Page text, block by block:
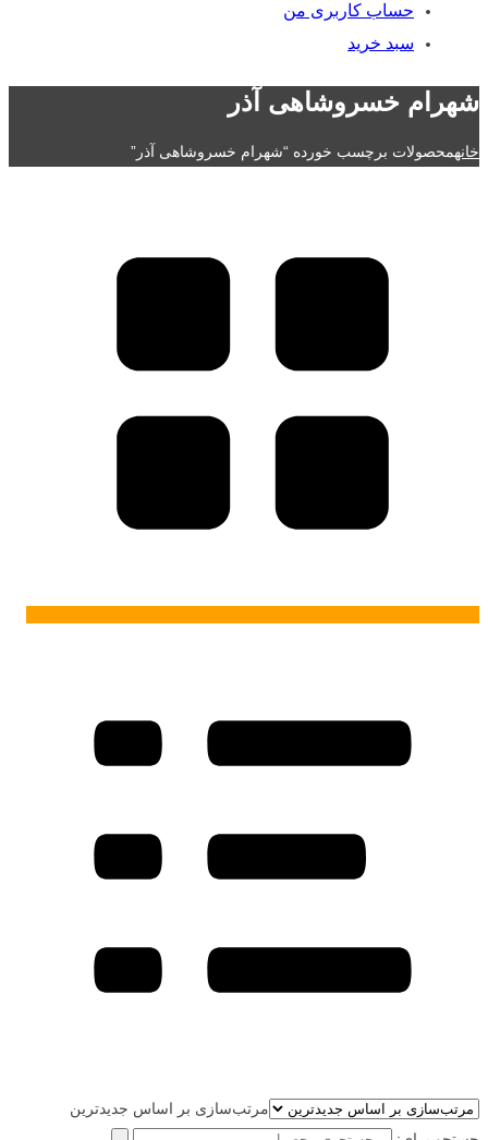
حساب کاربری من
سبد خرید
شهرام خسروشاهی آذر
خانهمحصولات برچسب خورده “شهرام خسروشاهی آذر”
مرتب‌سازی بر اساس جدیدترین